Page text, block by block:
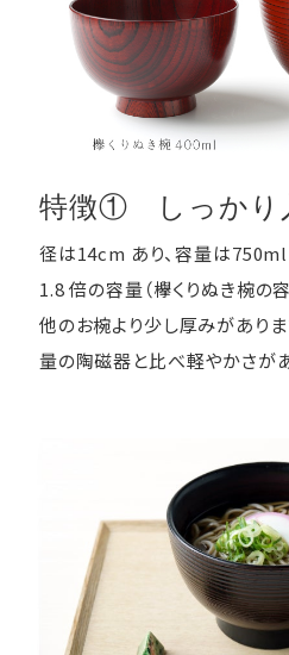
特徴① しっかり
径は14cm あり、容量は
1.8 倍の容量（欅くりぬき椀の
他のお椀より少し厚みがありま
量の陶磁器と比べ軽やかさがあ